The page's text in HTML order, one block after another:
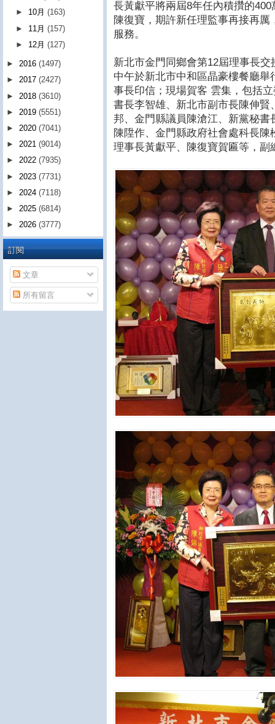
長黃獻平將兩屆8年任內積攢的
陳復寶，期許新任理監事再接再
服務。
新北市金門同鄉會第12屆理事長
中午於新北市中和區晶豪樓餐廳
事長印信；現場賀客 雲集，包括
書長李智雄、新北市副市長陳伸
邦、金門縣議員陳滄江、新黨秘
陳陞作、金門縣政府社會處科長
理事長黃獻平、陳復寶賀匾等，副
► 10月(163)
► 11月(157)
► 12月(127)
► 2016 (1497)
► 2017 (2427)
► 2018 (3610)
► 2019 (5551)
► 2020 (7041)
► 2021 (9014)
► 2022 (7935)
► 2023 (7731)
► 2024 (7118)
► 2025 (6814)
► 2026 (3777)
訂閱
文章
所有留言